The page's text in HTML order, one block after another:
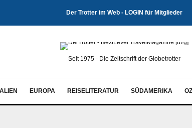
Der Trotter im Web - LOGIN für Mitglieder
Seit 1975 - Die Zeitschrift der Globetrotter
EUROPA REISELITERATUR SÜDAMERIKA